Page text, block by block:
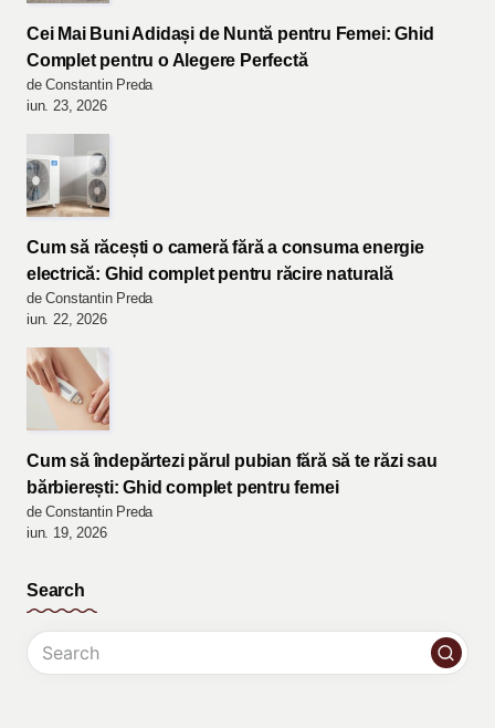
Cei Mai Buni Adidași de Nuntă pentru Femei: Ghid
Complet pentru o Alegere Perfectă
de Constantin Preda
iun. 23, 2026
Cum să răcești o cameră fără a consuma energie
electrică: Ghid complet pentru răcire naturală
de Constantin Preda
iun. 22, 2026
Cum să îndepărtezi părul pubian fără să te răzi sau
bărbierești: Ghid complet pentru femei
de Constantin Preda
iun. 19, 2026
Search